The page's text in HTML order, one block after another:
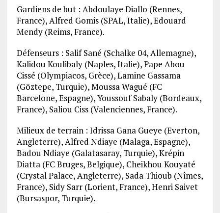
Gardiens de but : Abdoulaye Diallo (Rennes,
France), Alfred Gomis (SPAL, Italie), Edouard
Mendy (Reims, France).
Défenseurs : Salif Sané (Schalke 04, Allemagne),
Kalidou Koulibaly (Naples, Italie), Pape Abou
Cissé (Olympiacos, Grèce), Lamine Gassama
(Göztepe, Turquie), Moussa Wagué (FC
Barcelone, Espagne), Youssouf Sabaly (Bordeaux,
France), Saliou Ciss (Valenciennes, France).
Milieux de terrain : Idrissa Gana Gueye (Everton,
Angleterre), Alfred Ndiaye (Malaga, Espagne),
Badou Ndiaye (Galatasaray, Turquie), Krépin
Diatta (FC Bruges, Belgique), Cheikhou Kouyaté
(Crystal Palace, Angleterre), Sada Thioub (Nîmes,
France), Sidy Sarr (Lorient, France), Henri Saivet
(Bursaspor, Turquie).